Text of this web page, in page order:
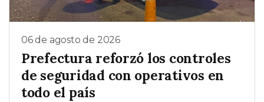
06 de agosto de 2026
Prefectura reforzó los controles
de seguridad con operativos en
todo el país